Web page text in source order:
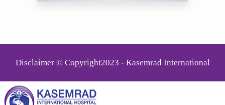
Disclaimer © Copyright2023 - Kasemrad International
Rattanatibeth